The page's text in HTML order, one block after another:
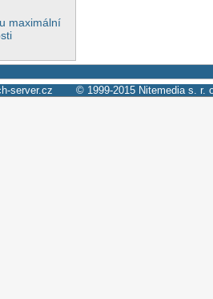
maximální
server.cz © 1999-2015 Nitemedia s. r.